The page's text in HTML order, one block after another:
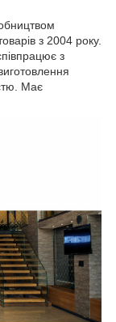
з 2004 року.
з
Має